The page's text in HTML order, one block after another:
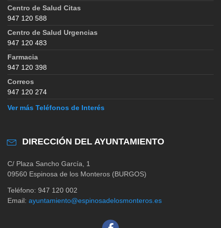
Centro de Salud Citas
947 120 588
Centro de Salud Urgencias
947 120 483
Farmacia
947 120 398
Correos
947 120 274
Ver más Teléfonos de Interés
DIRECCIÓN DEL AYUNTAMIENTO
C/ Plaza Sancho García, 1
09560 Espinosa de los Monteros (BURGOS)
Teléfono: 947 120 002
Email: ayuntamiento@espinosadelosmonteros.es